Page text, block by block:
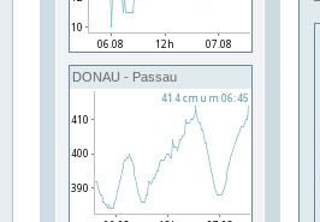
DONAU - Passau